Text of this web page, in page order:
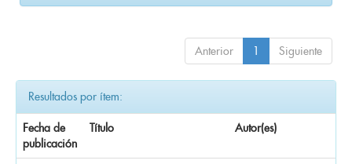
Anterior 1 Siguiente
Resultados por ítem:
Fecha de
publicación
Título Autor(es)